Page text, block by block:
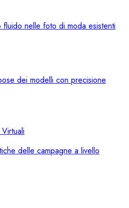
fluido nelle foto di moda esistenti
dei modelli con precisione
delle campagne a livello